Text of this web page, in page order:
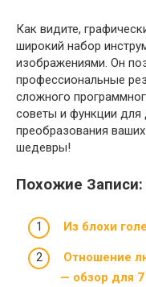
Как видите,
широкий набор
изображениями. Он
профессиональные
сложного
советы и функции
преобразования
шедевры!
Похожие Записи:
Из блохи
Отношение
— обзор для